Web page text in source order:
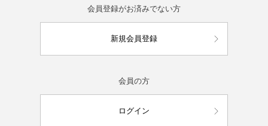
会員登録がお済みでない方
新規会員登録
会員の方
ログイン